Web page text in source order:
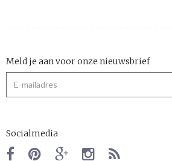
Meld je aan voor onze nieuwsbrief
Socialmedia